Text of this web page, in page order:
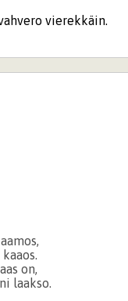
vierekkäin.
on,
laakso.